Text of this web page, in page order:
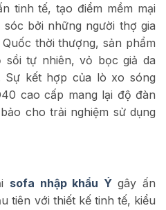
tinh tế, tạo điểm mềm mại
bởi những người thợ gia
thời thượng, sản phẩm
sồi tự nhiên, vỏ bọc giả da
Sự kết hợp của lò xo sóng
cao cấp mang lại độ đàn
cho trải nghiệm sử dụng
sofa nhập khẩu Ýgâyấn
tiên với thiết kế tinh tế, kiểu